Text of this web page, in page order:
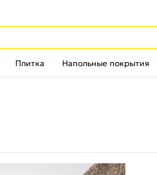
Плитка Напольные покрытия